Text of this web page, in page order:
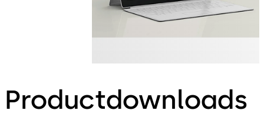
Productdownloads